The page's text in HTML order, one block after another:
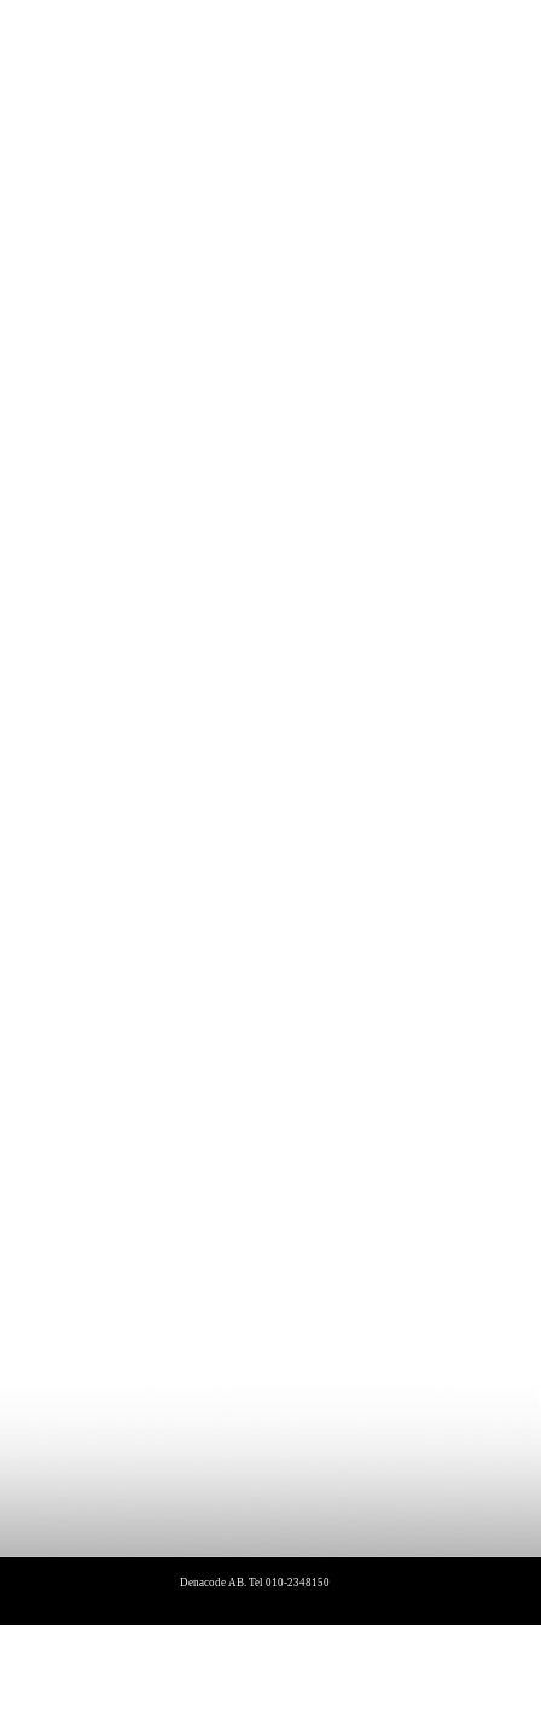
Denacode AB. Tel 010-2348150